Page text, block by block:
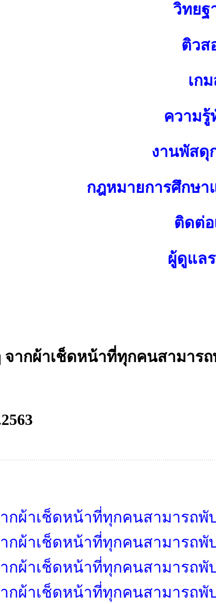
วิทยฐ
ติวส
เก
ความรู้
งานพัสดุ
กฎหมายการศึกษ
ติดต่อ
ผู้ดูแล
ากผ้าเช็ดหน้าที่ทุกคนสามารถ